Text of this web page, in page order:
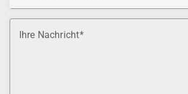
Ihre Nachricht